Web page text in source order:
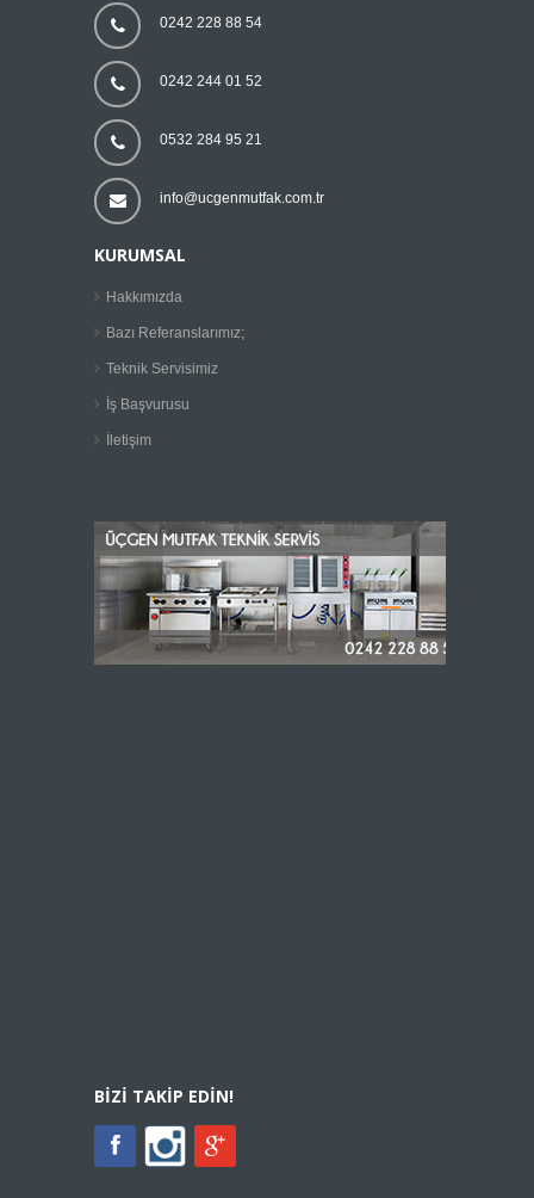
0242 228 88 54
0242 244 01 52
0532 284 95 21
info@ucgenmutfak.com.tr
KURUMSAL
Hakkımızda
Bazı Referanslarımız;
Teknik Servisimiz
İş Başvurusu
İletişim
BIZI TAKIP EDIN!